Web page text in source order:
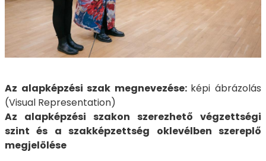
Az alapképzési szak megnevezése: képi ábrázolás
(Visual Representation)
Az alapképzési szakon szerezhető végzettségi
szint és a szakképzettség oklevélben szereplő
megjelölése